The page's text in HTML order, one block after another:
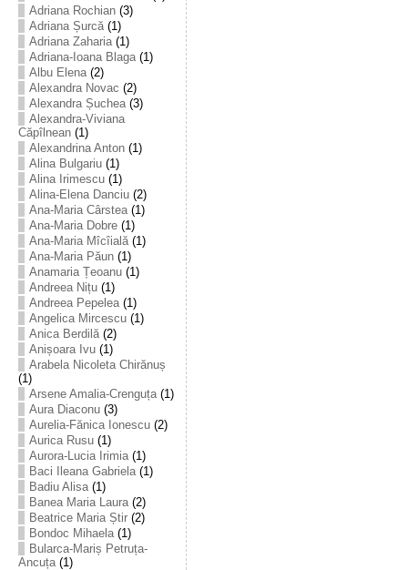
Adriana Rochian(3)
Adriana Șurcă(1)
Adriana Zaharia(1)
Adriana-Ioana Blaga(1)
Albu Elena(2)
Alexandra Novac (2)
Alexandra Șuchea(3)
Alexandra-Viviana
Căpîlnean(1)
Alexandrina Anton(1)
Alina Bulgariu(1)
Alina Irimescu(1)
Alina-Elena Danciu(2)
Ana-Maria Cârstea(1)
Ana-Maria Dobre(1)
Ana-Maria Mîcîială(1)
Ana-Maria Păun(1)
Anamaria Țeoanu(1)
Andreea Nițu(1)
Andreea Pepelea(1)
Angelica Mircescu(1)
Anica Berdilă(2)
Anișoara Ivu(1)
Arabela Nicoleta Chirănuș
(1)
Arsene Amalia-Crenguța(1)
Aura Diaconu(3)
Aurelia-Fănica Ionescu(2)
Aurica Rusu(1)
Aurora-Lucia Irimia(1)
Baci Ileana Gabriela(1)
Badiu Alisa(1)
Banea Maria Laura(2)
Beatrice Maria Știr(2)
Bondoc Mihaela(1)
Bularca-Mariș Petruța-
Ancuța(1)